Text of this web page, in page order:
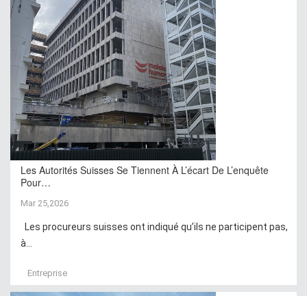
Les Autorités Suisses Se Tiennent À L’écart De L’enquête
Pour…
Mar 25,2026
Les procureurs suisses ont indiqué qu’ils ne participent pas,
à...
Entreprise